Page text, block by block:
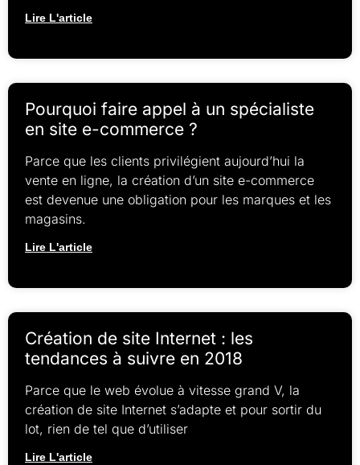
Lire L'article
Pourquoi faire appel à un spécialiste
en site e-commerce ?
Parce que les clients privilégient aujourd’hui la
vente en ligne, la création d’un site e-commerce
est devenue une obligation pour les marques et les
magasins.
Lire L'article
Création de site Internet : les
tendances à suivre en 2018
Parce que le web évolue à vitesse grand V, la
création de site Internet s’adapte et pour sortir du
lot, rien de tel que d’utiliser
Lire L'article